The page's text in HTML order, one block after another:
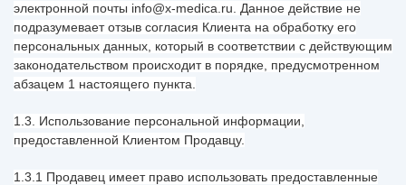
электронной почты info@x-medica.ru. Данное действие не
подразумевает отзыв согласия Клиента на обработку его
персональных данных, который в соответствии с действующим
законодательством происходит в порядке, предусмотренном
абзацем 1 настоящего пункта.
1.3. Использование персональной информации,
предоставленной Клиентом Продавцу.
1.3.1 Продавец имеет право использовать предоставленные